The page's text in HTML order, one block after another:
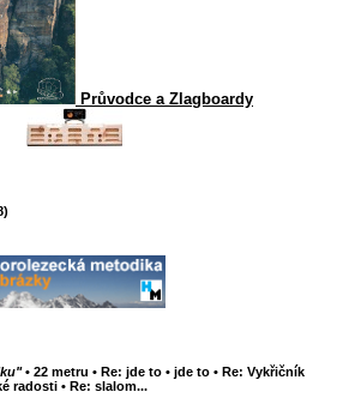
Průvodce a Zlagboardy
• 22 metru • Re: jde to • jde to • Re: Vykřičník
radosti • Re: slalom...